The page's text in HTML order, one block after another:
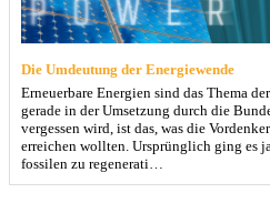
Die Umdeutung der Energiewende
Erneuerbare Energien sind das Thema
gerade in der Umsetzung durch die
vergessen wird, ist das, was die
erreichen wollten. Ursprünglich ging es
fossilen zu regenerati…